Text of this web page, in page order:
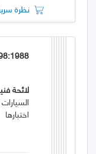
نظرة
لائحة
اختبارها